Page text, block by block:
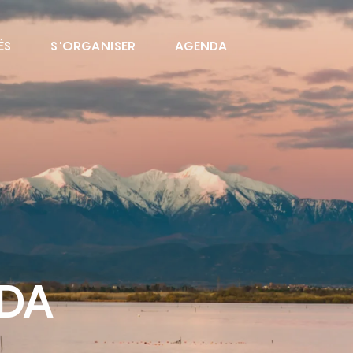
S'ORGANISER AGENDA